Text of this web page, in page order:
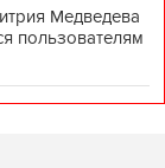
Медведева
пользователям